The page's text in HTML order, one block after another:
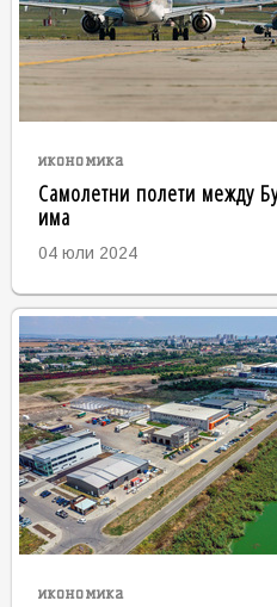
икономика
Самолетни полети между
има
04 юли 2024
икономика